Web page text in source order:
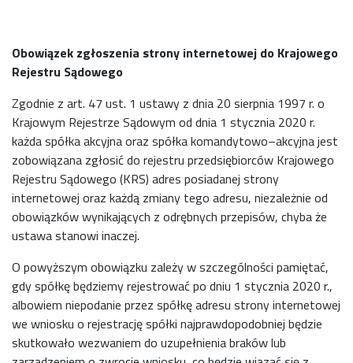
Obowiązek zgłoszenia strony internetowej do Krajowego
Rejestru Sądowego
Zgodnie z art. 47 ust. 1 ustawy z dnia 20 sierpnia 1997 r. o
Krajowym Rejestrze Sądowym od dnia 1 stycznia 2020 r.
każda spółka akcyjna oraz spółka komandytowo–akcyjna jest
zobowiązana zgłosić do rejestru przedsiębiorców Krajowego
Rejestru Sądowego (KRS) adres posiadanej strony
internetowej oraz każdą zmiany tego adresu, niezależnie od
obowiązków wynikających z odrębnych przepisów, chyba że
ustawa stanowi inaczej.
O powyższym obowiązku zależy w szczególności pamiętać,
gdy spółkę będziemy rejestrować po dniu 1 stycznia 2020 r.,
albowiem niepodanie przez spółkę adresu strony internetowej
we wniosku o rejestrację spółki najprawdopodobniej będzie
skutkowało wezwaniem do uzupełnienia braków lub